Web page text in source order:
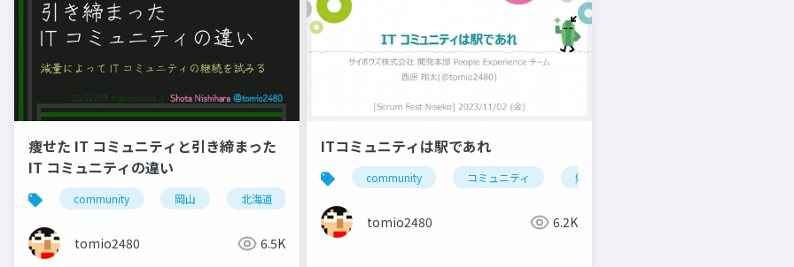
痩せた IT コミュニティと引き締まった
IT コミュニティの違い
community 岡山 北海道
tomio2480 6.5K
ITコミュニティは駅であれ
community コミュニティ 勉強会
tomio2480 6.2K